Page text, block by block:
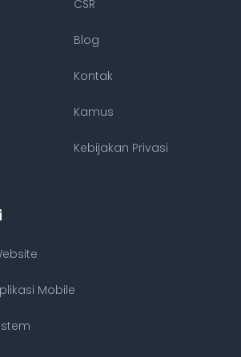
CSR
Blog
Kontak
Kamus
Kebijakan Privasi
Mobile